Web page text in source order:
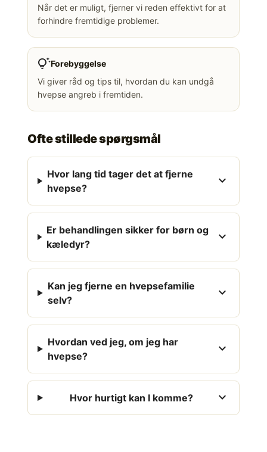
Når det er muligt, fjerner vi reden effektivt for at
forhindre fremtidige problemer.
tips_and_updatesForebyggelse
Vi giver råd og tips til, hvordan du kan undgå
hvepse angreb i fremtiden.
Ofte stillede spørgsmål
Hvor lang tid tager det at fjerne
hvepse?
expand_more
Er behandlingen sikker for børn og
kæledyr?
expand_more
Kan jeg fjerne en hvepsefamilie
selv?
expand_more
Hvordan ved jeg, om jeg har
hvepse?
expand_more
Hvor hurtigt kan I komme? expand_more